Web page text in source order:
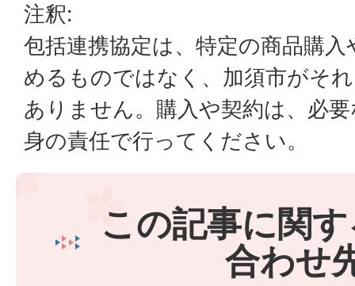
注釈:
包括連携協定は、特定の商品購
めるものではなく、加須市がそ
ありません。購入や契約は、必
身の責任で行ってください。
この記事に関
合わせ